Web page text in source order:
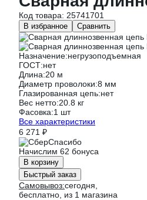
Код товара: 25741701
В избранное Сравнить
Назначение:негрузоподъемная
ГОСТ:нет
Длина:20 м
Диаметр проволоки:8 мм
Глазированная цепь:нет
Вес нетто:20.8 кг
Фасовка:1 шт
Все характеристики
6 271 ₽
Начислим 62 бонуса
В корзину
Быстрый заказ
Самовывоз:сегодня,
бесплатно , из 1 магазина